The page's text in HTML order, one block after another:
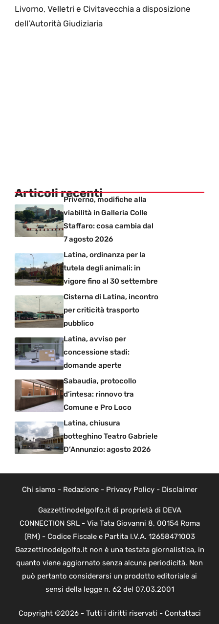
Livorno, Velletri e Civitavecchia a disposizione
dell’Autorità Giudiziaria
Articoli recentiPriverno, modifiche alla
viabilità in Galleria Colle
Staffaro: cosa cambia dal
7 agosto 2026
Latina, ordinanza per la
tutela degli animali: in
vigore fino al 30 settembre
Cisterna di Latina, incontro
per criticità trasporto
pubblico
Latina, avviso per
concessione stadi:
domande aperte
Sabaudia, protocollo
d’intesa: rinnovo tra
Comune e Pro Loco
Latina, chiusura
botteghino Teatro Gabriele
D’Annunzio: agosto 2026
Chi siamo - Redazione- Privacy Policy- Disclaimer
Gazzettinodelgolfo.it di proprietà di DEVA
CONNECTION SRL - Via Tata Giovanni 8, 00154 Roma
(RM) - Codice Fiscale e Partita I.V.A. 12658471003
Gazzettinodelgolfo.it non è una testata giornalistica, in
quanto viene aggiornato senza alcuna periodicità. Non
può pertanto considerarsi un prodotto editoriale ai
sensi della legge n. 62 del 07.03.2001
Copyright ©2026 - Tutti i diritti riservati - Contattaci